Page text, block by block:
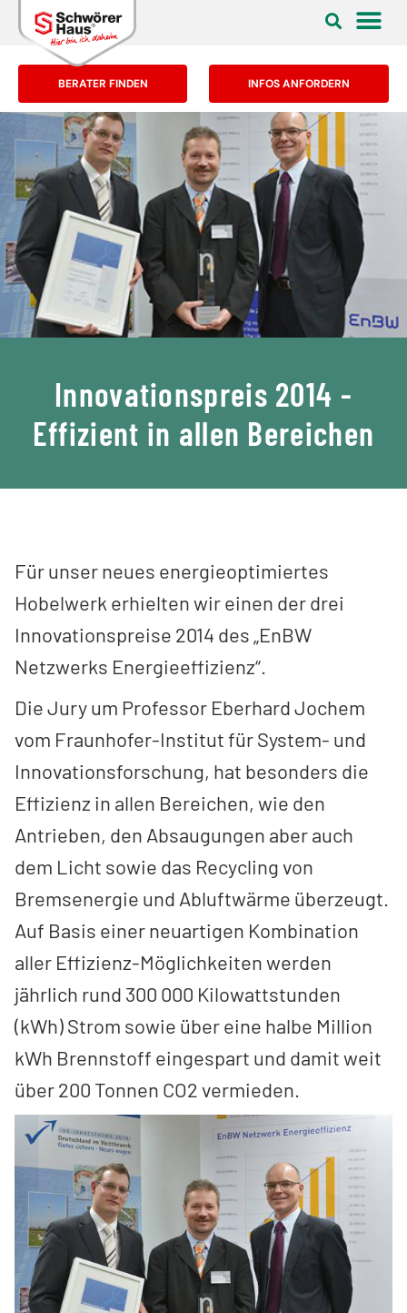
BERATER FINDEN INFOS ANFORDERN
Innovationspreis 2014 -
Effizient in allen Bereichen
Für unser neues energieoptimiertes
Hobelwerk erhielten wir einen der drei
Innovationspreise 2014 des „EnBW
Netzwerks Energieeffizienz“.
Die Jury um Professor Eberhard Jochem
vom Fraunhofer-Institut für System- und
Innovationsforschung, hat besonders die
Effizienz in allen Bereichen, wie den
Antrieben, den Absaugungen aber auch
dem Licht sowie das Recycling von
Bremsenergie und Abluftwärme überzeugt.
Auf Basis einer neuartigen Kombination
aller Effizienz-Möglichkeiten werden
jährlich rund 300 000 Kilowattstunden
(kWh) Strom sowie über eine halbe Million
kWh Brennstoff eingespart und damit weit
über 200 Tonnen CO2 vermieden.